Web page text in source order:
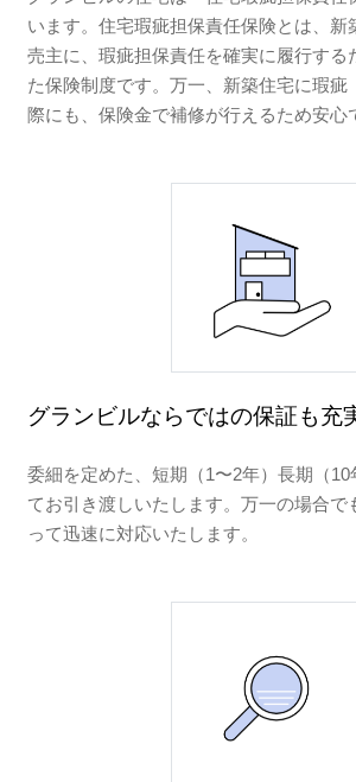
います。住宅瑕疵担保責任保険とは、新
売主に、瑕疵担保責任を確実に履行する
た保険制度です。万一、新築住宅に瑕疵
際にも、保険金で補修が行えるため安心
グランビルならではの保証も充
委細を定めた、短期（1〜2年）長期（
てお引き渡しいたします。万一の場合で
って迅速に対応いたします。